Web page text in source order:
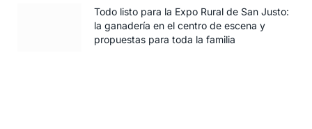
Todo listo para la Expo Rural de San Justo:
la ganadería en el centro de escena y
propuestas para toda la familia